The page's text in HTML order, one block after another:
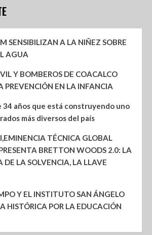
SENSIBILIZAN A LA NIÑEZ SOBRE
AGUA
Y BOMBEROS DE COACALCO
PREVENCIÓN EN LA INFANCIA
34 años que está construyendo uno
más diversos del país
TÉCNICA GLOBAL
BRETTON WOODS 2.0: LA
DE LA SOLVENCIA, LA LLAVE
Y EL INSTITUTO SAN ÁNGELO
HISTÓRICA POR LA EDUCACIÓN